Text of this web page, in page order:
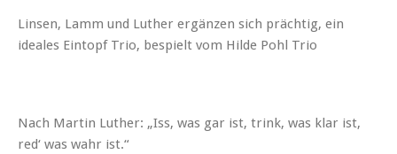
Linsen, Lamm und Luther ergänzen sich prächtig, ein
ideales Eintopf Trio, bespielt vom Hilde Pohl Trio
Nach Martin Luther: „Iss, was gar ist, trink, was klar ist,
red‘ was wahr ist.“